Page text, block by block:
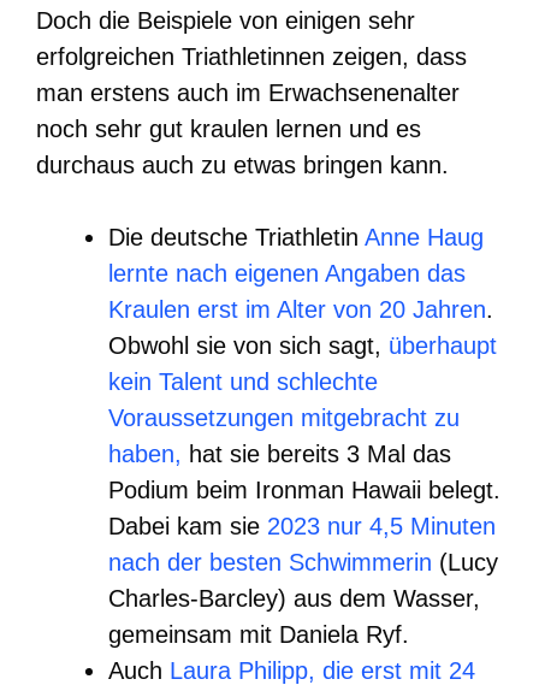
Doch die Beispiele von einigen sehr
erfolgreichen Triathletinnen zeigen, dass
man erstens auch im Erwachsenenalter
noch sehr gut kraulen lernen und es
durchaus auch zu etwas bringen kann.
Die deutsche Triathletin Anne Haug
lernte nach eigenen Angaben das
Kraulen erst im Alter von 20 Jahren.
Obwohl sie von sich sagt, überhaupt
kein Talent und schlechte
Voraussetzungen mitgebracht zu
haben, hat sie bereits 3 Mal das
Podium beim Ironman Hawaii belegt.
Dabei kam sie 2023 nur 4,5 Minuten
nach der besten Schwimmerin (Lucy
Charles-Barcley) aus dem Wasser,
gemeinsam mit Daniela Ryf.
Auch Laura Philipp, die erst mit 24